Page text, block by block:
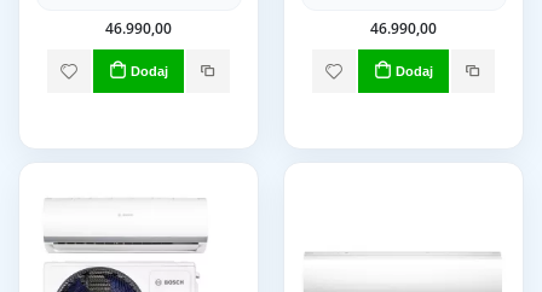
46.990,00
Dodaj
46.990,00
Dodaj